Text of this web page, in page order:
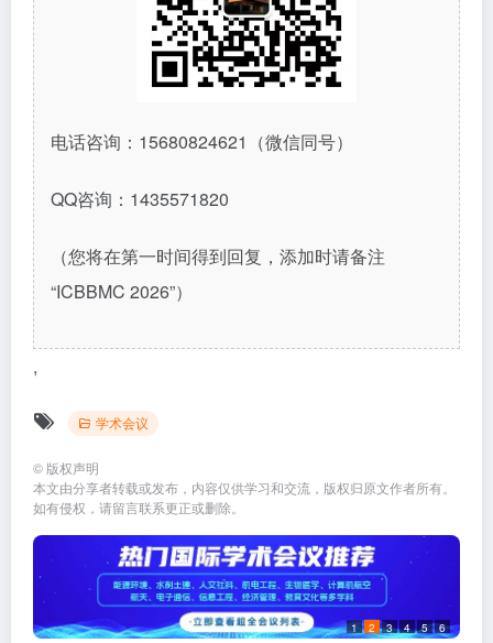
电话咨询： 15680824621 （微信同号）
QQ咨询： 1435571820
（您将在第一时间得到回复，添加时请备注
“ICBBMC 2026”）
,
学术会议
© 版权声明
本文由分享者转载或发布，内容仅供学习和交流，版权归原文作者所有。
如有侵权，请留言联系更正或删除。
1 2 3 4 5 6